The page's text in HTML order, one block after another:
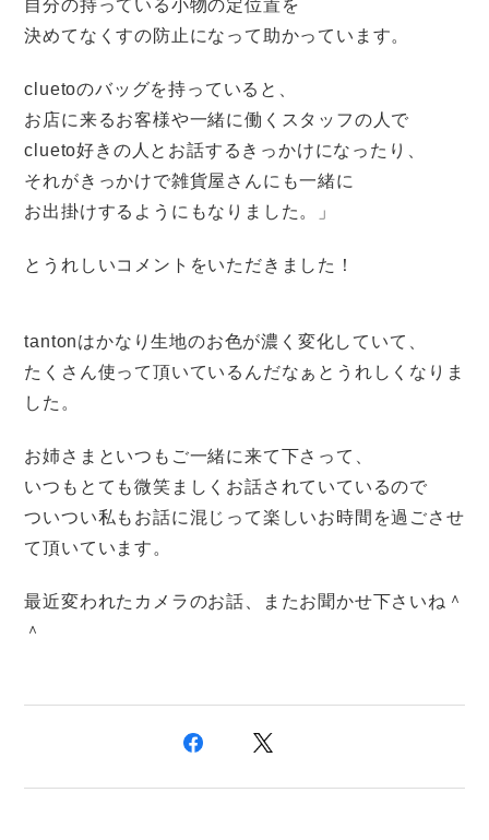
自分の持っている小物の定位置を
決めてなくすの防止になって助かっています。
cluetoのバッグを持っていると、
お店に来るお客様や一緒に働くスタッフの人で
clueto好きの人とお話するきっかけになったり、
それがきっかけで雑貨屋さんにも一緒に
お出掛けするようにもなりました。」
とうれしいコメントをいただきました！
tantonはかなり生地のお色が濃く変化していて、
たくさん使って頂いているんだなぁとうれしくなりま
した。
お姉さまといつもご一緒に来て下さって、
いつもとても微笑ましくお話されていているので
ついつい私もお話に混じって楽しいお時間を過ごさせ
て頂いています。
最近変われたカメラのお話、またお聞かせ下さいね＾
＾